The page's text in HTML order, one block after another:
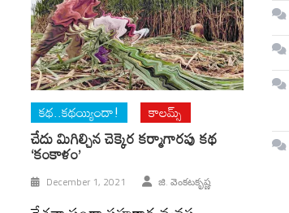
కథ..కథయ్యిందా! కాలమ్స్
చేదు మిగిల్చిన చెక్కెర కర్మాగారపు కథ
‘కంకాళం’
December 1, 2021 జి. వెంక‌ట‌కృష్ణ‌